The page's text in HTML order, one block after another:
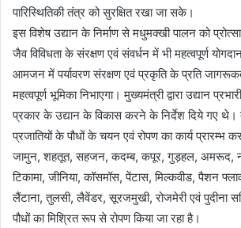
पारिस्थितिकी तंत्र को सुरक्षित रखा जा सके।
इस विशेष उद्यान के निर्माण से मधुमक्खी पालन को
जैव विविधता के संरक्षण एवं संवर्धन में भी महत्वपूर्ण
आमजन में पर्यावरण संरक्षण एवं प्रकृति के प्रति
महत्वपूर्ण भूमिका निभाएगा। मुख्यमंत्री द्वारा उद्यान
प्रकार के उद्यान के विकास करने के निर्देश दिये गए थे।
प्रजातियों के पौधों के चयन एवं रोपण का कार्य प्रारम्भ
जामुन, शहतूत, सहजन, कदम्ब, कपूर, गुड़हल, अमरूद,
टिकामा, जीनिया, कॉसमॉस, पेंटास, मिल्कवीड, पैशन
लैंटाना, तुलसी, लैवेंडर, सूरजमुखी, रोजमेरी एवं पुदीना
पौधों का मिश्रित रूप से रोपण किया जा रहा है।